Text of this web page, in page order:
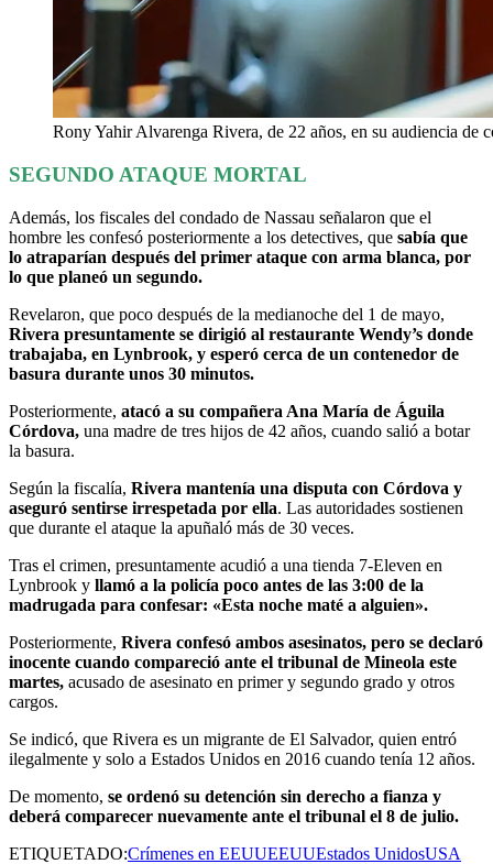
Rony Yahir Alvarenga Rivera, de 22 años, en su audiencia de
SEGUNDO ATAQUE MORTAL
Además, los fiscales del condado de Nassau señalaron que el
hombre les confesó posteriormente a los detectives, que sabía que
lo atraparían después del primer ataque con arma blanca, por
lo que planeó un segundo.
Revelaron, que poco después de la medianoche del 1 de mayo,
Rivera presuntamente se dirigió al restaurante Wendy’s donde
trabajaba, en Lynbrook, y esperó cerca de un contenedor de
basura durante unos 30 minutos.
Posteriormente, atacó a su compañera Ana María de Águila
Córdova, una madre de tres hijos de 42 años, cuando salió a botar
la basura.
Según la fiscalía, Rivera mantenía una disputa con Córdova y
aseguró sentirse irrespetada por ella. Las autoridades sostienen
que durante el ataque la apuñaló más de 30 veces.
Tras el crimen, presuntamente acudió a una tienda 7-Eleven en
Lynbrook y llamó a la policía poco antes de las 3:00 de la
madrugada para confesar: «Esta noche maté a alguien».
Posteriormente, Rivera confesó ambos asesinatos, pero se declaró
inocente cuando compareció ante el tribunal de Mineola este
martes, acusado de asesinato en primer y segundo grado y otros
cargos.
Se indicó, que Rivera es un migrante de El Salvador, quien entró
ilegalmente y solo a Estados Unidos en 2016 cuando tenía 12 años.
De momento, se ordenó su detención sin derecho a fianza y
deberá comparecer nuevamente ante el tribunal el 8 de julio.
ETIQUETADO:Crímenes en EEUUEEUUEstados UnidosUSA